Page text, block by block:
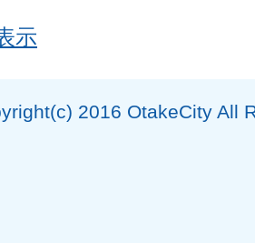
示
2016 OtakeCity All